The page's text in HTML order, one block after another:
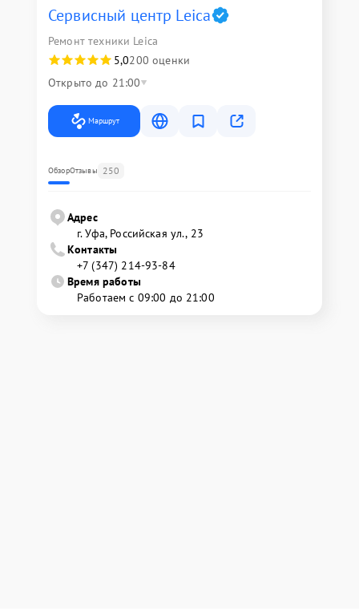
Сервисный центр Leica
Ремонт техники Leica
5,0200 оценки
Открыто до 21:00
Маршрут
ОбзорОтзывы 250
Адрес
г. Уфа, Российская ул., 23
Контакты
+7 (347) 214-93-84
Время работы
Работаем с 09:00 до 21:00